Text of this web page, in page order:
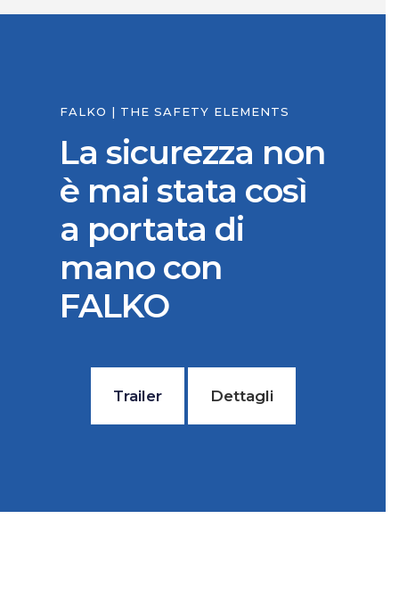
FALKO | THE SAFETY ELEMENTS
La sicurezza non
è mai stata così
a portata di
mano con
FALKO
Trailer Dettagli